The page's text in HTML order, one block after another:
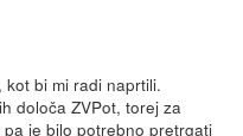
bi mi radi naprtili.
določa ZVPot, torej za
je bilo potrebno pretrgati